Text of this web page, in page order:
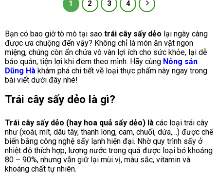
biến
thể.
Các
tùy
chọn
có
thể
được
chọn
trang
sản
phẩm
có
biến
thể.
Các
tùy
chọn
có
trang
sản
phẩm
1 2 3 4
Bạn có bao giờ tò mò tại sao trái cây sấy dẻo lại ngày càng
được ưa chuộng đến vậy? Không chỉ là món ăn vặt ngon
miệng, chúng còn ẩn chứa vô vàn lợi ích cho sức khỏe, lại dễ
bảo quản, tiện lợi khi đem theo mình. Hãy cùng Nông sản
Dũng Hà khám phá chi tiết về loại thực phẩm này ngay trong
bài viết dưới đây nhé!
Trái cây sấy dẻo là gì?
Trái cây sấy dẻo (hay hoa quả sấy dẻo) là các loại trái cây
như (xoài, mít, dâu tây, thanh long, cam, chuối, dứa,…) được chế
biến bằng công nghệ sấy lạnh hiện đại. Nhờ quy trình sấy ở
nhiệt độ thích hợp, lượng nước trong quả được loại bỏ khoảng
80 – 90%, nhưng vẫn giữ lại mùi vị, màu sắc, vitamin và
khoáng chất tự nhiên.